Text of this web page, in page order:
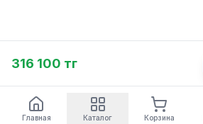
316 100 тг
Главная Каталог Корзина